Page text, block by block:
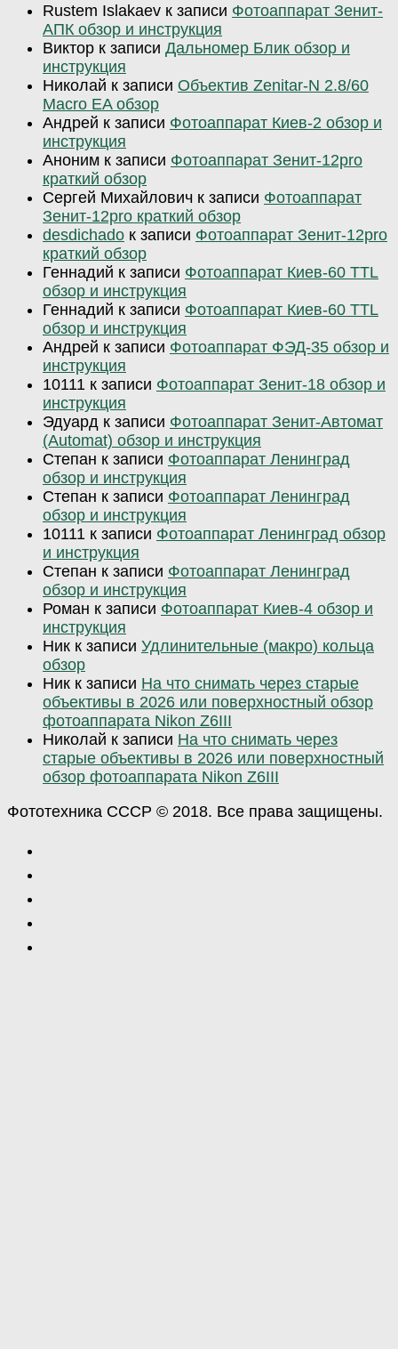
Rustem Islakaev к записи Фотоаппарат Зенит-
АПК обзор и инструкция
Виктор к записи Дальномер Блик обзор и
инструкция
Николай к записи Объектив Zenitar-N 2.8/60
Macro EA обзор
Андрей к записи Фотоаппарат Киев-2 обзор и
инструкция
Аноним к записи Фотоаппарат Зенит-12pro
краткий обзор
Сергей Михайлович к записи Фотоаппарат
Зенит-12pro краткий обзор
desdichado к записи Фотоаппарат Зенит-12pro
краткий обзор
Геннадий к записи Фотоаппарат Киев-60 TTL
обзор и инструкция
Геннадий к записи Фотоаппарат Киев-60 TTL
обзор и инструкция
Андрей к записи Фотоаппарат ФЭД-35 обзор и
инструкция
10111 к записи Фотоаппарат Зенит-18 обзор и
инструкция
Эдуард к записи Фотоаппарат Зенит-Автомат
(Automat) обзор и инструкция
Степан к записи Фотоаппарат Ленинград
обзор и инструкция
Степан к записи Фотоаппарат Ленинград
обзор и инструкция
10111 к записи Фотоаппарат Ленинград обзор
и инструкция
Степан к записи Фотоаппарат Ленинград
обзор и инструкция
Роман к записи Фотоаппарат Киев-4 обзор и
инструкция
Ник к записи Удлинительные (макро) кольца
обзор
Ник к записи На что снимать через старые
объективы в 2026 или поверхностный обзор
фотоаппарата Nikon Z6III
Николай к записи На что снимать через
старые объективы в 2026 или поверхностный
обзор фотоаппарата Nikon Z6III
Фототехника СССР © 2018. Все права защищены.